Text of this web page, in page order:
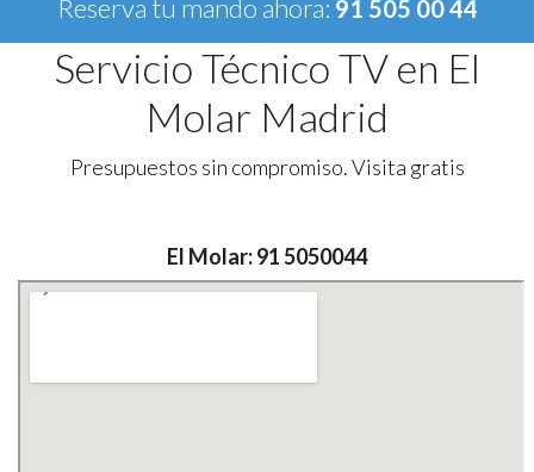
Reserva tu mando ahora: 91 505 00 44
Servicio Técnico TV en El
Molar Madrid
Presupuestos sin compromiso. Visita gratis
El Molar: 91 5050044